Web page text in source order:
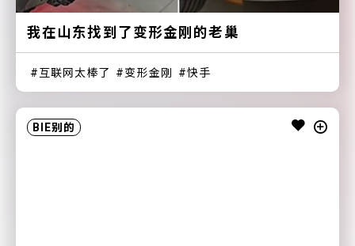
我在山东找到了变形金刚的老巢
互联网太棒了 变形金刚 快手
BIE别的